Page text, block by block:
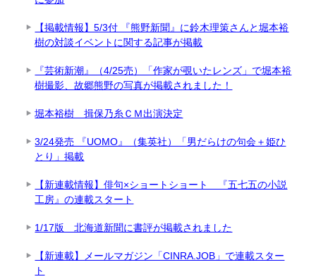
【掲載情報】5/3付 『熊野新聞』に鈴木理策さんと堀本裕
樹の対談イベントに関する記事が掲載
『芸術新潮』（4/25売）「作家が覗いたレンズ」で堀本裕
樹撮影、故郷熊野の写真が掲載されました！
堀本裕樹 揖保乃糸ＣＭ出演決定
3/24発売 『UOMO』（集英社）「男だらけの句会＋姫ひ
とり」掲載
【新連載情報】俳句×ショートショート 『五七五の小説
工房』の連載スタート
1/17版 北海道新聞に書評が掲載されました
【新連載】メールマガジン「CINRA.JOB」で連載スター
ト